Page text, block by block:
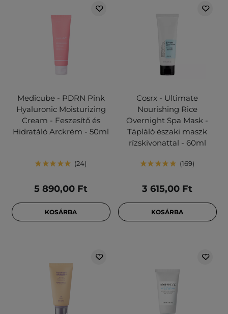
Medicube - PDRN Pink
Hyaluronic Moisturizing
Cream - Feszesítő és
Hidratáló Arckrém - 50ml
24
5 890,00 Ft
KOSÁRBA
Cosrx - Ultimate
Nourishing Rice
Overnight Spa Mask -
Tápláló északi maszk
rízskivonattal - 60ml
169
3 615,00 Ft
KOSÁRBA